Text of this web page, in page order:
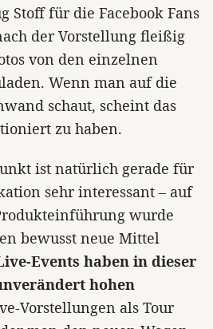
Stoff für die Facebook Fans
der Vorstellung fleißig
von den einzelnen
Wenn man auf die
schaut, scheint das
zu haben.
ist natürlich gerade für
sehr interessant – auf
wurde
bewusst neue Mittel
Events haben in dieser
hohen
Vorstellungen als Tour